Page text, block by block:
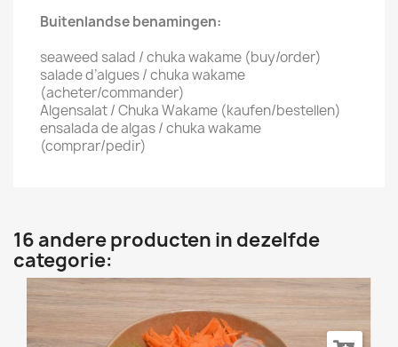
Buitenlandse benamingen:
seaweed salad / chuka wakame (buy/order)
salade d’algues / chuka wakame
(acheter/commander)
Algensalat / Chuka Wakame (kaufen/bestellen)
ensalada de algas / chuka wakame
(comprar/pedir)
16 andere producten in dezelfde
categorie: